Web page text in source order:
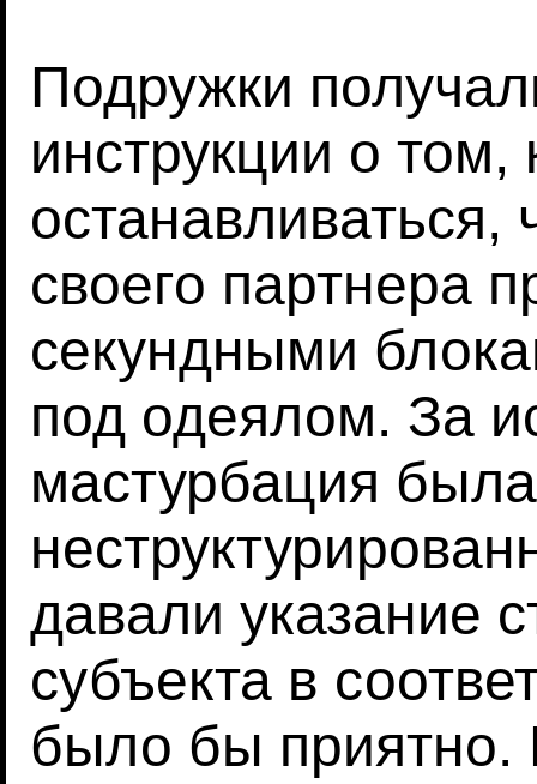
Подружки
инструкции о том,
останавливаться,
своего партнера
секундными
под одеялом. За
мастурбация была
давали указание
субъекта в
было бы